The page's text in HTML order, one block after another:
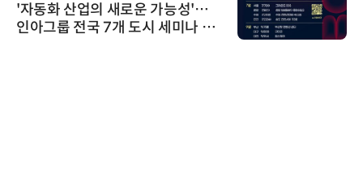
'자동화 산업의 새로운 가능성'…
인아그룹 전국 7개 도시 세미나 페